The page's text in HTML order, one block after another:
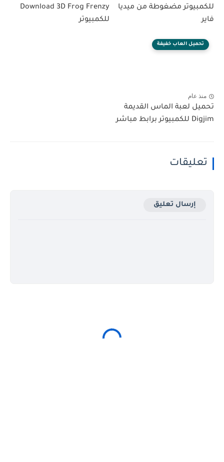
للكمبيوتر مضغوطة من ميديا
فاير
Download 3D Frog Frenzy
للكمبيوتر
تحميل العاب خفيفة
منذ عام
تحميل لعبة الماس القديمة
Digjim للكمبيوتر برابط مباشر
تعليقات
إرسال تعليق